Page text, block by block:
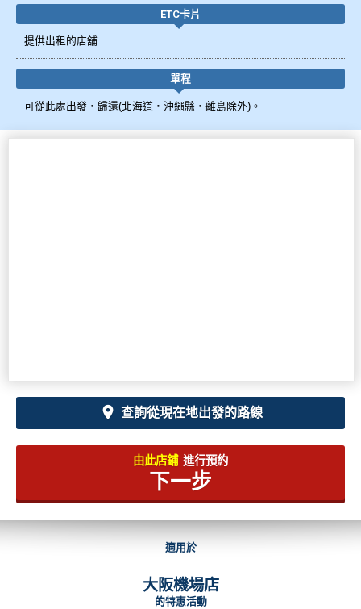
ETC卡片
提供出租的店舖
單程
可從此處出發・歸還(北海道・沖繩縣・離島除外)。
查詢從現在地出發的路線
由此店鋪 進行預約
下一步
適用於
大阪機場店
的特惠活動